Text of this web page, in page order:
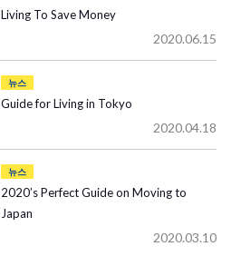
Living To Save Money
2020.06.15
뉴스
Guide for Living in Tokyo
2020.04.18
뉴스
2020’s Perfect Guide on Moving to
Japan
2020.03.10